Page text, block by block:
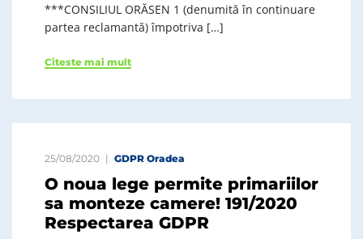
***CONSILIUL ORĂSEN 1 (denumită în continuare
partea reclamantă) împotriva […]
Citeste mai mult
25/08/2020 GDPR Oradea
O noua lege permite primariilor
sa monteze camere! 191/2020
Respectarea GDPR